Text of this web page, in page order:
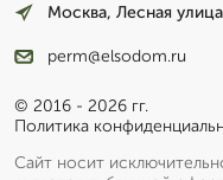
Москва, Лесная
perm@elsodom.ru
© 2016 - 2026 гг.
Политика
Сайт носит